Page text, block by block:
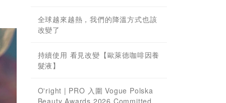
全球越來越熱，我們的降溫方式也該
改變了
持續使用 看見改變【歐萊德咖啡因養
髮液】
O'right | PRO 入圍 Vogue Polska